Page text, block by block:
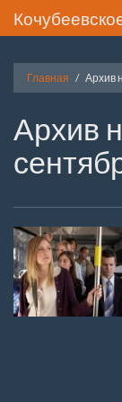
Главная Архив
Архив